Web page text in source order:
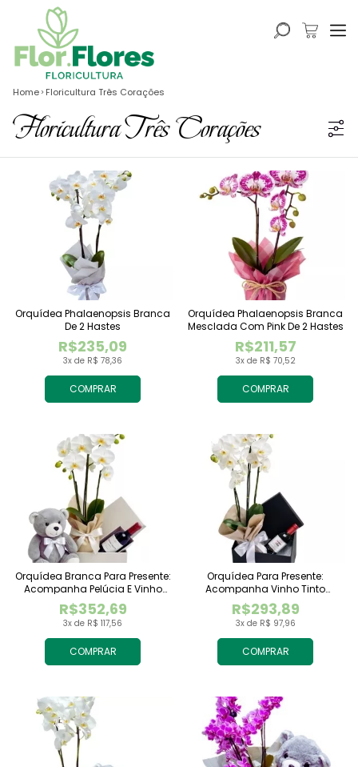
Home Floricultura Três Corações
Floricultura Três Corações
COMPRAR
3x de R$ 78,36
R$235,09
Orquídea Phalaenopsis Branca
De 2 Hastes
COMPRAR
3x de R$ 70,52
R$211,57
Orquídea Phalaenopsis Branca
Mesclada Com Pink De 2 Hastes
COMPRAR
3x de R$ 117,56
R$352,69
Orquídea Branca Para Presente:
Acompanha Pelúcia E Vinho
Tinto Importado
COMPRAR
3x de R$ 97,96
R$293,89
Orquídea Para Presente:
Acompanha Vinho Tinto
Importado